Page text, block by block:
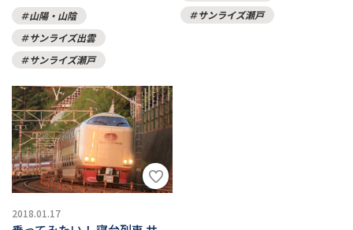
山陽・山陰
サンライズ出雲
サンライズ瀬戸
サンライズ瀬戸
2018.01.17